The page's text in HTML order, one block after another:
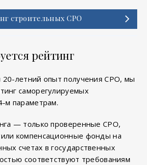
строительных СРО
рейтинг
летний опыт получения СРО, мы
саморегулируемых
м параметрам.
— только проверенные СРО,
компенсационные фонды на
счетах в государственных
соответствуют требованиям